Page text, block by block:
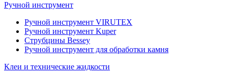
Ручной инструмент
Ручной инструмент VIRUTEX
Ручной инструмент Kuper
Струбцины Bessey
Ручной инструмент для обработки камня
Клеи и технические жидкости